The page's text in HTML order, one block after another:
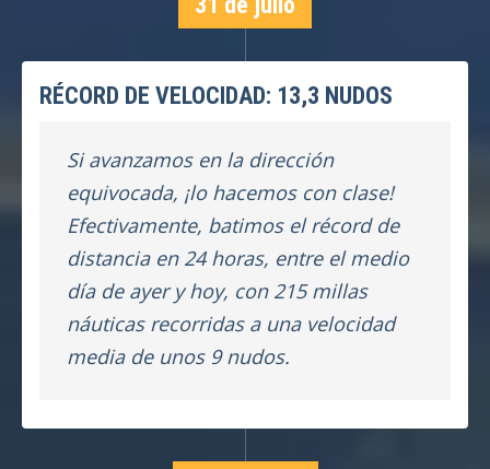
RÉCORD DE VELOCIDAD: 13,3 NUDOS
Si avanzamos en la dirección
equivocada, ¡lo hacemos con clase!
Efectivamente, batimos el récord de
distancia en 24 horas, entre el medio
día de ayer y hoy, con 215 millas
náuticas recorridas a una velocidad
media de unos 9 nudos.